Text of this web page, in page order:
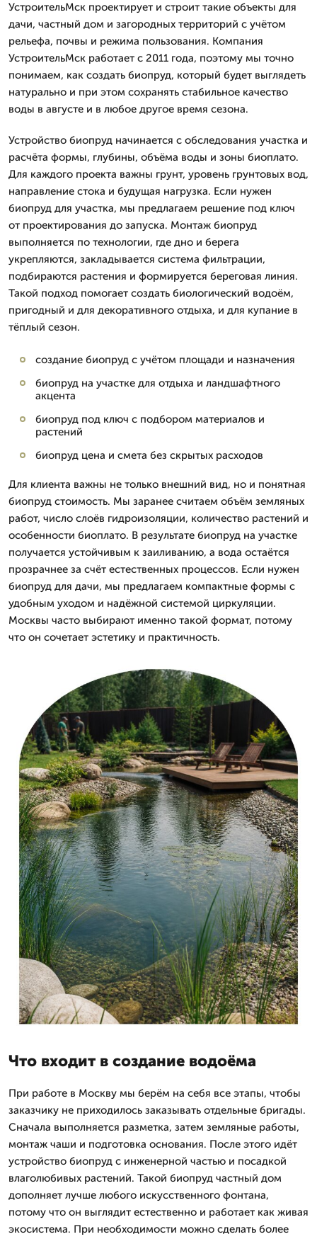
УстроительМск проектирует и строит такие объекты для
дачи, частный дом и загородных территорий с учётом
рельефа, почвы и режима пользования. Компания
УстроительМск работает с 2011 года, поэтому мы точно
понимаем, как создать биопруд, который будет выглядеть
натурально и при этом сохранять стабильное качество
воды в августе и в любое другое время сезона.
Устройство биопруд начинается с обследования участка и
расчёта формы, глубины, объёма воды и зоны биоплато.
Для каждого проекта важны грунт, уровень грунтовых вод,
направление стока и будущая нагрузка. Если нужен
биопруд для участка, мы предлагаем решение под ключ
от проектирования до запуска. Монтаж биопруд
выполняется по технологии, где дно и берега
укрепляются, закладывается система фильтрации,
подбираются растения и формируется береговая линия.
Такой подход помогает создать биологический водоём,
пригодный и для декоративного отдыха, и для купание в
тёплый сезон.
создание биопруд с учётом площади и назначения
биопруд на участке для отдыха и ландшафтного
акцента
биопруд под ключ с подбором материалов и
растений
биопруд цена и смета без скрытых расходов
Для клиента важны не только внешний вид, но и понятная
биопруд стоимость. Мы заранее считаем объём земляных
работ, число слоёв гидроизоляции, количество растений и
особенности биоплато. В результате биопруд на участке
получается устойчивым к заиливанию, а вода остаётся
прозрачнее за счёт естественных процессов. Если нужен
биопруд для дачи, мы предлагаем компактные формы с
удобным уходом и надёжной системой циркуляции.
Москвы часто выбирают именно такой формат, потому
что он сочетает эстетику и практичность.
Что входит в создание водоёма
При работе в Москву мы берём на себя все этапы, чтобы
заказчику не приходилось заказывать отдельные бригады.
Сначала выполняется разметка, затем земляные работы,
монтаж чаши и подготовка основания. После этого идёт
устройство биопруд с инженерной частью и посадкой
влаголюбивых растений. Такой биопруд частный дом
дополняет лучше любого искусственного фонтана,
потому что он выглядит естественно и работает как живая
экосистема. При необходимости можно сделать более